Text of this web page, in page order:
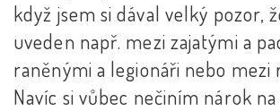
když jsem si dával velký pozor,
uveden např. mezi zajatými a
raněnými a legionáři nebo
Navíc si vůbec nečiním nárok